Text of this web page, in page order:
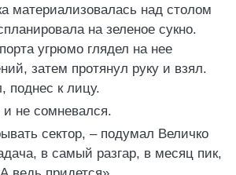
материализовалась над столом
на зеленое сукно.
угрюмо глядел на нее
затем протянул руку и взял.
поднес к лицу.
не сомневался.
сектор, – подумал Величко
в самый разгар, в месяц пик,